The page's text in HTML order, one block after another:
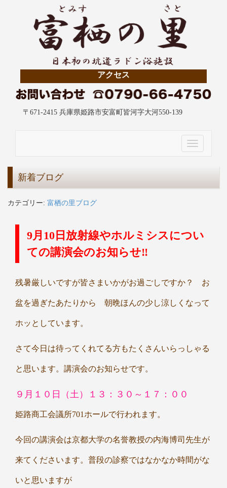
アクセス
〒671-2415 兵庫県姫路市安富町皆河字大河550-139
Toggle
navigation
新着ブログ
カテゴリー: 富栖の里ブログ
9月10日放射線やホルミシスについ
ての講演会のお知らせ‼
残暑厳しいですが皆さまいかがお過ごしですか？ お
盆を過ぎたあたりから 朝晩ほんの少し涼しくなって
ホッとしています。
さて今日は待ってくれてる方もたくさんいらっしゃる
と思います。講演会のお知らせです。
９月１０日（土）１３：３０～１７：００
姫路商工会議所701ホールで行われます。
今回の講演会は京都大学の名誉教授の内海博司先生が
来てくださいます。普段の診察ではなかなか時間がな
いと思いますが